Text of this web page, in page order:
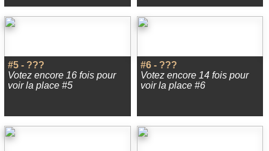
#5 - ???
Votez encore 16 fois pour
voir la place #5
#6 - ???
Votez encore 14 fois pour
voir la place #6